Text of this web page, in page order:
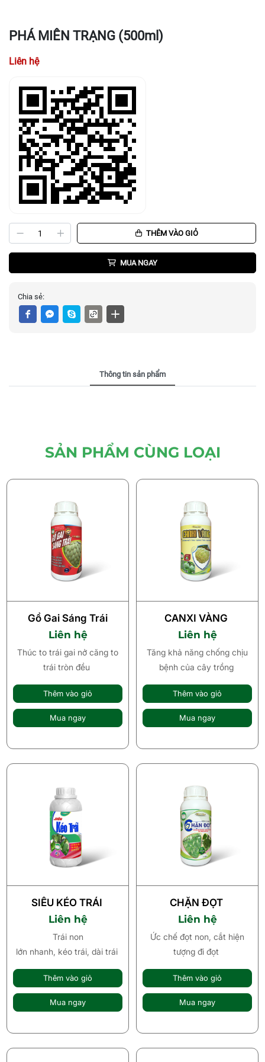
PHÁ MIÊN TRẠNG (500ml)
Liên hệ
THÊM VÀO GIỎ
MUA NGAY
Chia sẻ:
Thông tin sản phẩm
SẢN PHẨM CÙNG LOẠI
Gồ Gai Sáng Trái
Liên hệ
Thúc to trái gai nở căng to
trái tròn đều
Thêm vào giỏ
Mua ngay
CANXI VÀNG
Liên hệ
Tăng khả năng chống chịu
bệnh của cây trồng
Thêm vào giỏ
Mua ngay
SIÊU KÉO TRÁI
Liên hệ
Trái non
lớn nhanh, kéo trái, dài trái
Thêm vào giỏ
Mua ngay
CHẶN ĐỌT
Liên hệ
Ức chế đọt non, cắt hiện
tượng đi đọt
Thêm vào giỏ
Mua ngay